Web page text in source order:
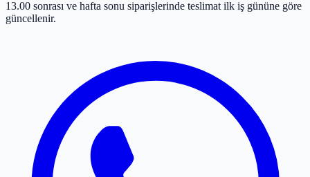
13.00 sonrası ve hafta sonu siparişlerinde teslimat ilk iş gününe göre
güncellenir.